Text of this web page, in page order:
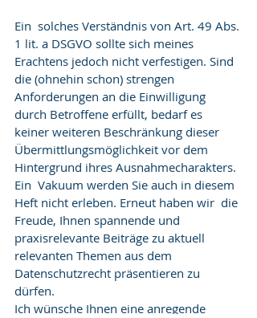
Ein  solches Verständnis von Art. 49 Abs.
1 lit. a DSGVO sollte sich meines
Erachtens jedoch nicht verfestigen. Sind
die (ohnehin schon) strengen
Anforderungen an die Einwilligung
durch Betroffene erfüllt, bedarf es
keiner weiteren Beschränkung dieser
Übermittlungsmöglichkeit vor dem
Hintergrund ihres Ausnahmecharakters.
Ein  Vakuum werden Sie auch in diesem
Heft nicht erleben. Erneut haben wir  die
Freude, Ihnen spannende und
praxisrelevante Beiträge zu aktuell
relevanten Themen aus dem
Datenschutzrecht präsentieren zu
dürfen.
Ich wünsche Ihnen eine anregende